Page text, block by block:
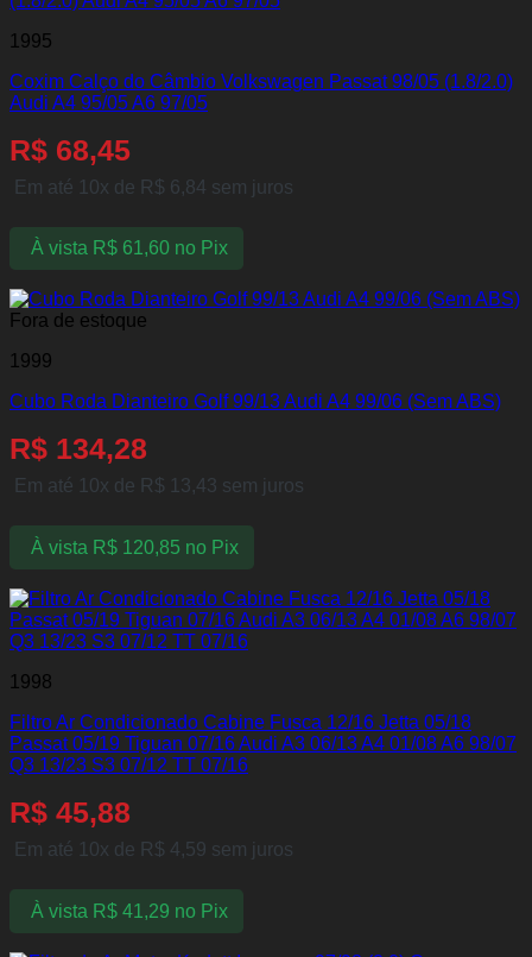
1995
Coxim Calço do Câmbio Volkswagen Passat 98/05 (1.8/2.0)
Audi A4 95/05 A6 97/05
R$ 68,45
Em até 10x de R$ 6,84 sem juros
À vista R$61,60 no Pix
Fora de estoque
1999
Cubo Roda Dianteiro Golf 99/13 Audi A4 99/06 (Sem ABS)
R$ 134,28
Em até 10x de R$ 13,43 sem juros
À vista R$120,85 no Pix
1998
Filtro Ar Condicionado Cabine Fusca 12/16 Jetta 05/18
Passat 05/19 Tiguan 07/16 Audi A3 06/13 A4 01/08 A6 98/07
Q3 13/23 S3 07/12 TT 07/16
R$ 45,88
Em até 10x de R$ 4,59 sem juros
À vista R$41,29 no Pix